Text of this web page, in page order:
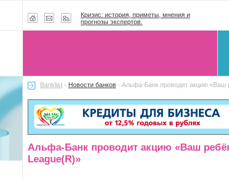
Кризис: история, приметы, мнения и
прогнозы экспертов.
Banklist - Новости банков - Альфа-Банк проводит акцию «Ваш
Альфа-Банк проводит акцию «Ваш
League(R)»